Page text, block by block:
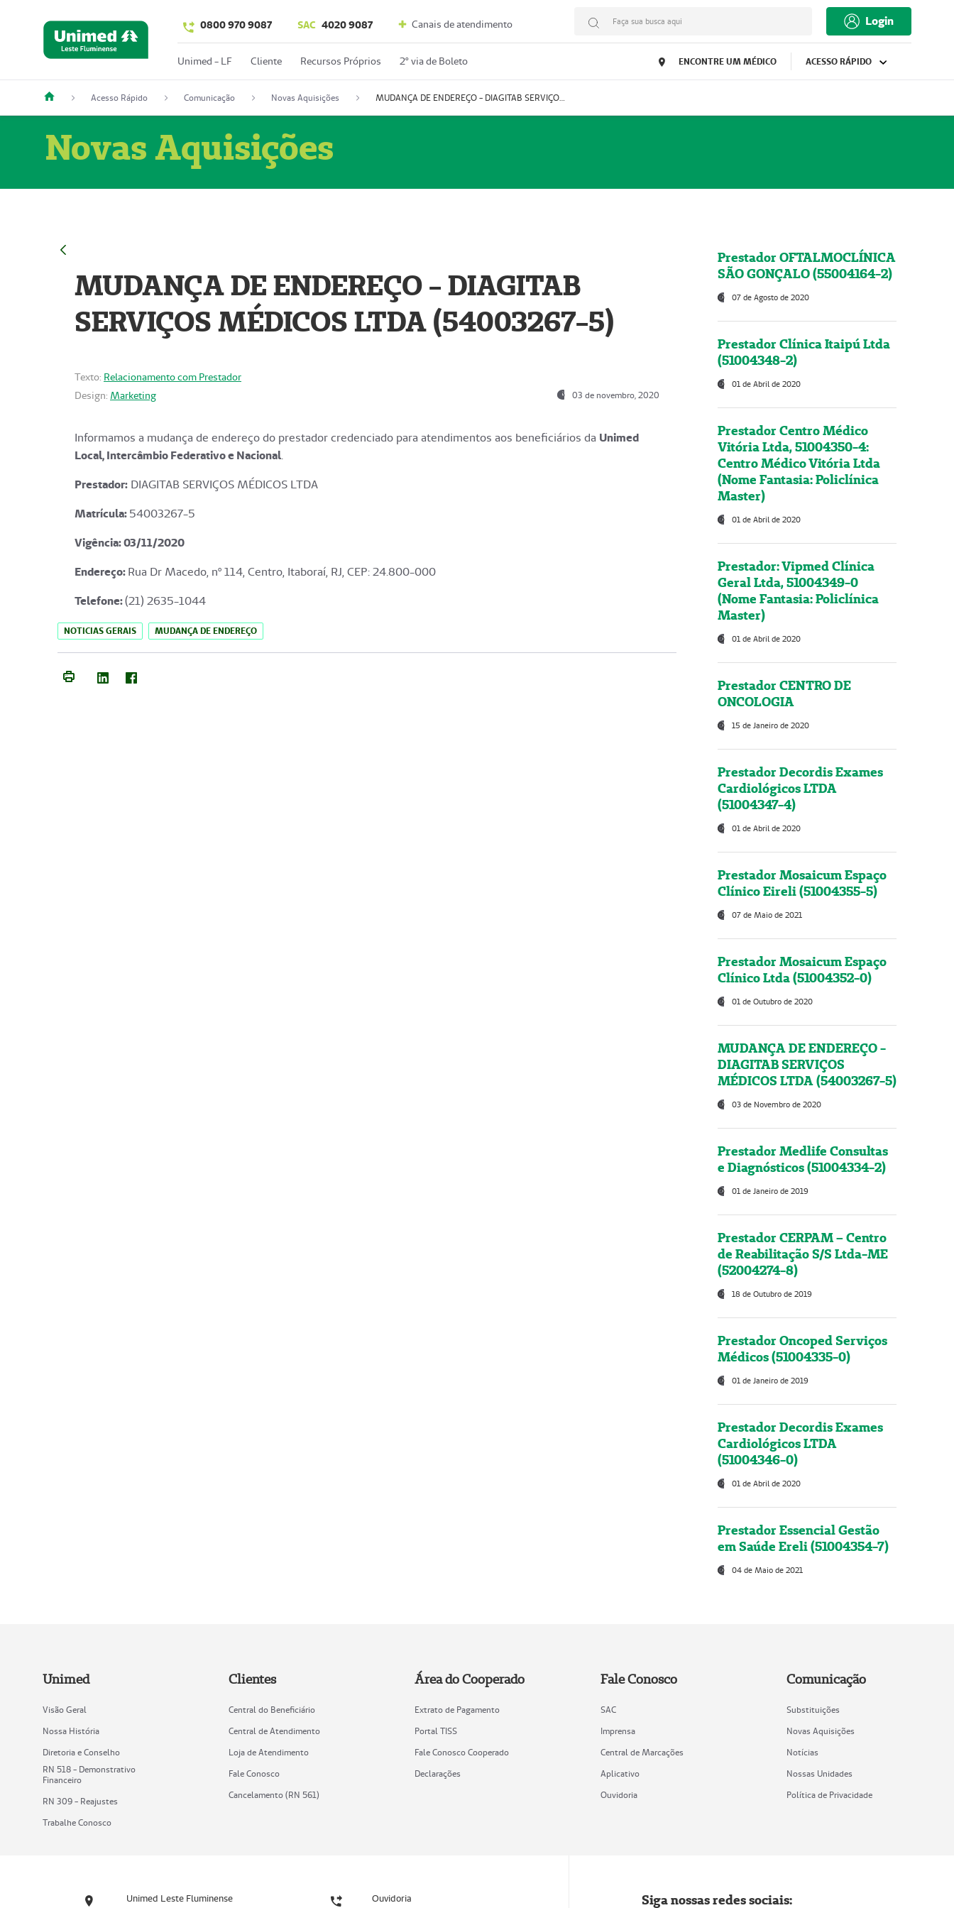
0800 970 9087 SAC 4020 9087 Canais de atendimento Faça sua busca aqui Login
Unimed - LF Cliente Recursos Próprios 2º via de Boleto ENCONTRE UM MÉDICO ACESSO RÁPIDO
Acesso Rápido Comunicação Novas Aquisições MUDANÇA DE ENDEREÇO - DIAGITAB SERVIÇOS MÉDICOS LTDA (54003267-5)
Novas Aquisições
MUDANÇA DE ENDEREÇO - DIAGITAB
SERVIÇOS MÉDICOS LTDA (54003267-5)
Texto: Relacionamento com Prestador
Design: Marketing 03 de novembro, 2020
Informamos a mudança de endereço do prestador credenciado para atendimentos aos beneficiários da Unimed
Local, Intercâmbio Federativo e Nacional.
Prestador: DIAGITAB SERVIÇOS MÉDICOS LTDA
Matrícula:54003267-5
Vigência: 03/11/2020
Endereço:Rua Dr Macedo, nº 114, Centro, Itaboraí, RJ, CEP: 24.800-000
Telefone:(21) 2635-1044
NOTICIAS GERAIS MUDANÇA DE ENDEREÇO
Prestador OFTALMOCLÍNICA
SÃO GONÇALO (55004164-2)
07 de Agosto de 2020
Prestador Clínica Itaipú Ltda
(51004348-2)
01 de Abril de 2020
Prestador Centro Médico
Vitória Ltda, 51004350-4:
Centro Médico Vitória Ltda
(Nome Fantasia: Policlínica
Master)
01 de Abril de 2020
Prestador: Vipmed Clínica
Geral Ltda, 51004349-0
(Nome Fantasia: Policlínica
Master)
01 de Abril de 2020
Prestador CENTRO DE
ONCOLOGIA
15 de Janeiro de 2020
Prestador Decordis Exames
Cardiológicos LTDA
(51004347-4)
01 de Abril de 2020
Prestador Mosaicum Espaço
Clínico Eireli (51004355-5)
07 de Maio de 2021
Prestador Mosaicum Espaço
Clínico Ltda (51004352-0)
01 de Outubro de 2020
MUDANÇA DE ENDEREÇO -
DIAGITAB SERVIÇOS
MÉDICOS LTDA (54003267-5)
03 de Novembro de 2020
Prestador Medlife Consultas
e Diagnósticos (51004334-2)
01 de Janeiro de 2019
Prestador CERPAM – Centro
de Reabilitação S/S Ltda-ME
(52004274-8)
18 de Outubro de 2019
Prestador Oncoped Serviços
Médicos (51004335-0)
01 de Janeiro de 2019
Prestador Decordis Exames
Cardiológicos LTDA
(51004346-0)
01 de Abril de 2020
Prestador Essencial Gestão
em Saúde Ereli (51004354-7)
04 de Maio de 2021
Unimed
Visão Geral
Nossa História
Diretoria e Conselho
RN 518 - Demonstrativo
Financeiro
RN 309 - Reajustes
Trabalhe Conosco
Clientes
Central do Beneficiário
Central de Atendimento
Loja de Atendimento
Fale Conosco
Cancelamento (RN 561)
Área do Cooperado
Extrato de Pagamento
Portal TISS
Fale Conosco Cooperado
Declarações
Fale Conosco
SAC
Imprensa
Central de Marcações
Aplicativo
Ouvidoria
Comunicação
Substituições
Novas Aquisições
Notícias
Nossas Unidades
Política de Privacidade
Unimed Leste Fluminense Ouvidoria Siga nossas redes sociais: